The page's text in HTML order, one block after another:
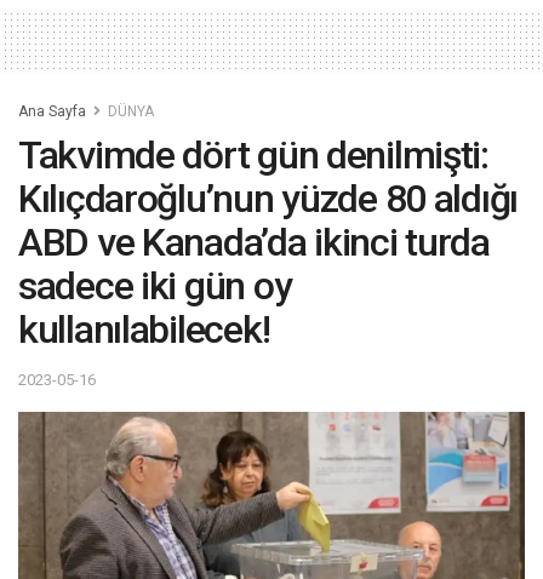
Ana Sayfa DÜNYA
Takvimde dört gün denilmişti:
Kılıçdaroğlu’nun yüzde 80 aldığı
ABD ve Kanada’da ikinci turda
sadece iki gün oy
kullanılabilecek!
2023-05-16